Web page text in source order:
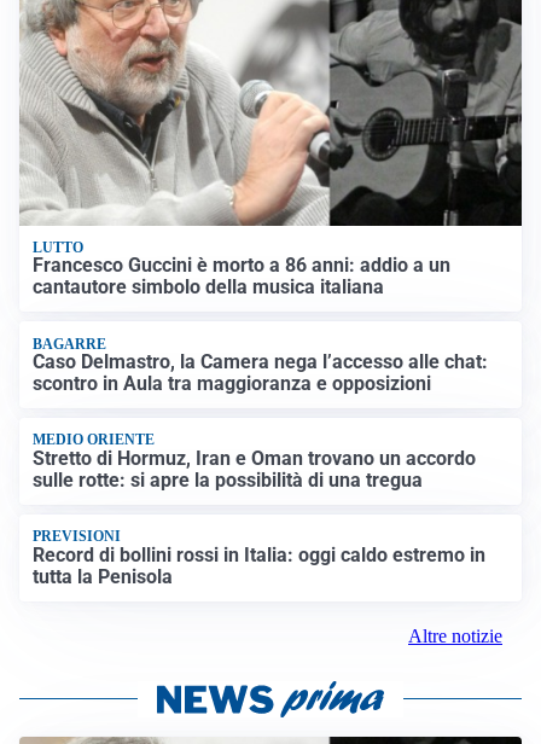
LUTTO
Francesco Guccini è morto a 86 anni: addio a un
cantautore simbolo della musica italiana
BAGARRE
Caso Delmastro, la Camera nega l’accesso alle chat:
scontro in Aula tra maggioranza e opposizioni
MEDIO ORIENTE
Stretto di Hormuz, Iran e Oman trovano un accordo
sulle rotte: si apre la possibilità di una tregua
PREVISIONI
Record di bollini rossi in Italia: oggi caldo estremo in
tutta la Penisola
Altre notizie